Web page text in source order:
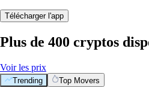
Télécharger l'app
Plus de 400 cryptos
Voir les prix
Trending Top Movers